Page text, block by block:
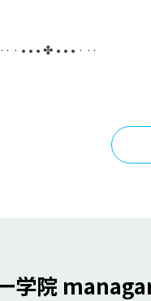
· • • • ✤ • • • · ··
学院